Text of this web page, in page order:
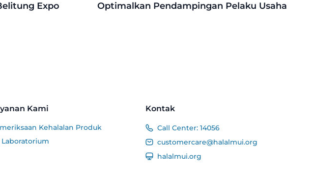
Expo
Optimalkan Pendampingan Pelaku Usaha
Kami
Kehalalan Produk
Laboratorium
Kontak
Call Center: 14056
customercare@halalmui.org
halalmui.org